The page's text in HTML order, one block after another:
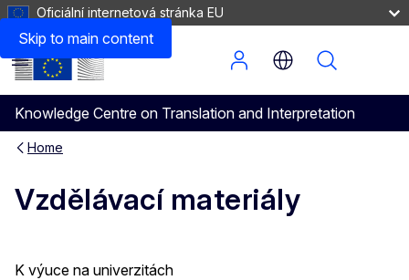
Skip to main content
Oficiální internetová stránka EU
Knowledge Centre on Translation and Interpretation
Menu
Home
Vzdělávací materiály
K výuce na univerzitách
Vzdělávací materiály